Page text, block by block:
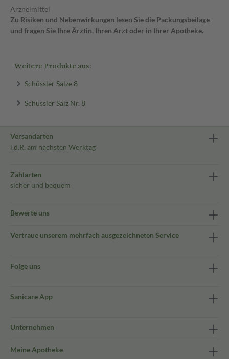
Arzneimittel
Zu Risiken und Nebenwirkungen lesen Sie die Packungsbeilage
und fragen Sie Ihre Ärztin, Ihren Arzt oder in Ihrer Apotheke.
Weitere Produkte aus:
Schüssler Salze 8
Schüssler Salz Nr. 8
Versandarten
i.d.R. am nächsten Werktag
Zahlarten
sicher und bequem
Bewerte uns
Vertraue unserem mehrfach ausgezeichneten Service
Folge uns
Sanicare App
Unternehmen
Meine Apotheke